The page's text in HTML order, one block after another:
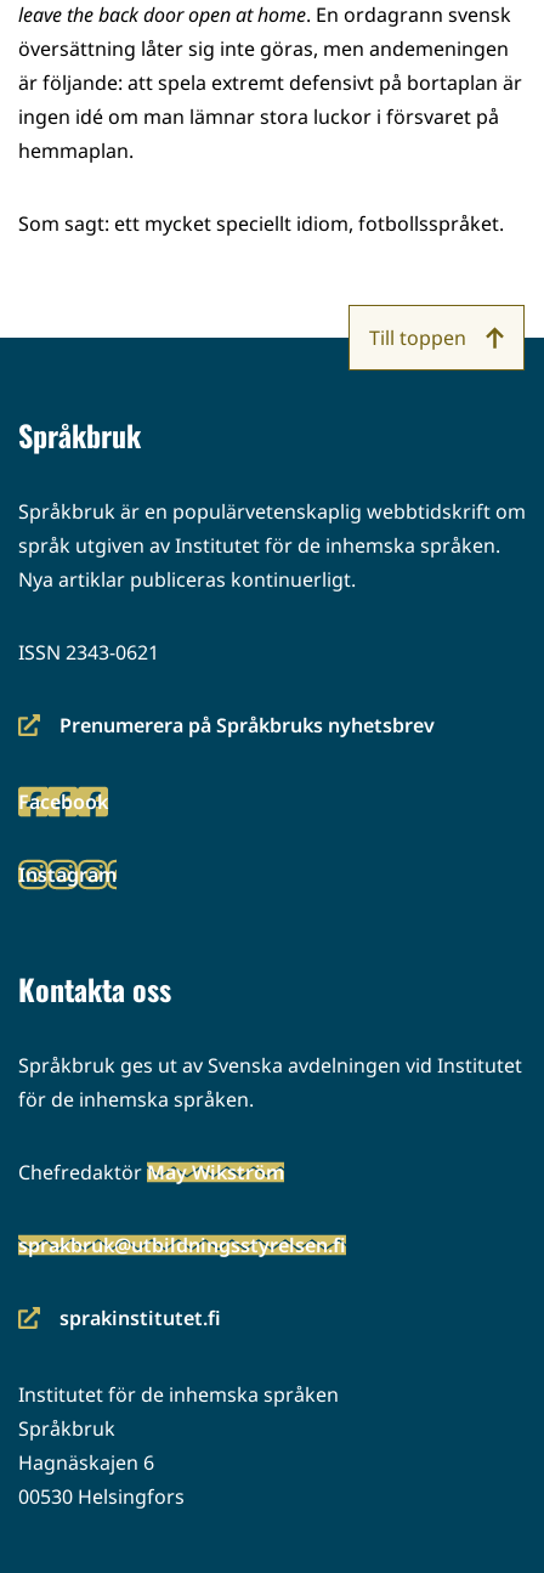
leave the back door open at home. En ordagrann svensk
översättning låter sig inte göras, men andemeningen
är följande: att spela extremt defensivt på bortaplan är
ingen idé om man lämnar stora luckor i försvaret på
hemmaplan.
Som sagt: ett mycket speciellt idiom, fotbollsspråket.
Språkbruk
Språkbruk är en populärvetenskaplig webbtidskrift om
språk utgiven av Institutet för de inhemska språken.
Nya artiklar publiceras kontinuerligt.
ISSN 2343-0621
Prenumerera på Språkbruks nyhetsbrev
(siirryt
palveluun)
Facebook
(siirryt
palveluun)
Instagram
(siirryt
Kontakta oss
Språkbruk ges ut av Svenska avdelningen vid Institutet
för de inhemska språken.
ChefredaktörMay Wikström
sprakbruk@utbildningsstyrelsen.fi
sprakinstitutet.fi
(siirryt
palveluun)
Institutet för de inhemska språken
Språkbruk
Hagnäskajen 6
00530 Helsingfors
Till toppen